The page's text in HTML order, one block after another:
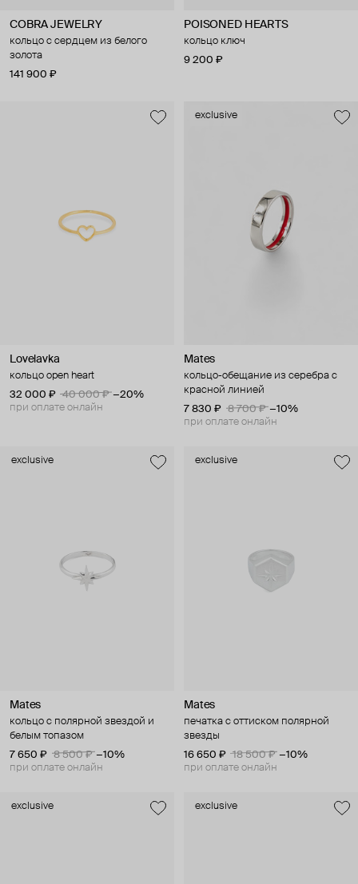
COBRA JEWELRY
кольцо с сердцем из белого
золота
141 900 ₽
POISONED HEARTS
кольцо ключ
9 200 ₽
Lovelavka
кольцо open heart
32 000 ₽
40 000 ₽ −20%
при оплате онлайн
exclusive
Mates
кольцо-обещание из серебра с
красной линией
7 830 ₽
8 700 ₽ −10%
при оплате онлайн
exclusive
Mates
кольцо с полярной звездой и
белым топазом
7 650 ₽
8 500 ₽ −10%
при оплате онлайн
exclusive
Mates
печатка с оттиском полярной
звезды
16 650 ₽
18 500 ₽ −10%
при оплате онлайн
exclusive exclusive